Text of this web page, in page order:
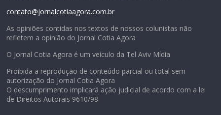
contato@jornalcotiaagora.com.br
As opiniões contidas nos textos de nossos colunistas não
refletem a opinião do Jornal Cotia Agora
O Jornal Cotia Agora é um veículo da Tel Aviv Mídia
Proibida a reprodução de conteúdo parcial ou total sem
autorização do Jornal Cotia Agora
O descumprimento implicará ação judicial de acordo com a lei
de Direitos Autorais 9610/98